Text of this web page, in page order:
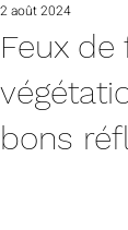
Feux
bons
2 août 2024